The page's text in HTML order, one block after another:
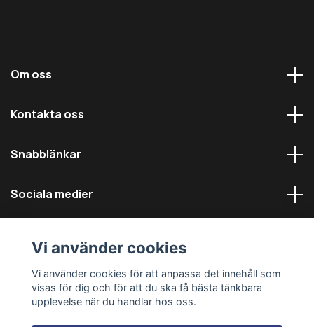
Om oss
Kontakta oss
Snabblänkar
Sociala medier
© 2026 Däckmästarna - Alla rättigheter reserverade
Vi använder cookies
Vi använder cookies för att anpassa det innehåll som
visas för dig och för att du ska få bästa tänkbara
upplevelse när du handlar hos oss.